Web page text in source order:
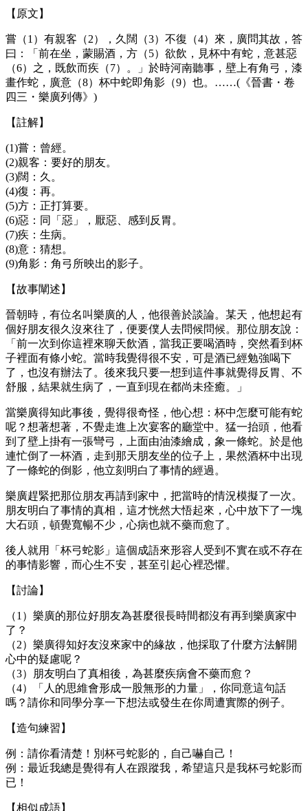
【原文】
嘗（1）有親客（2），久闊（3）不復（4）來，廣問其故，答
曰：「前在坐，蒙賜酒，方（5）欲飲，見杯中有蛇，意甚惡
（6）之，既飲而疾（7）。」於時河南聽事，壁上有角弓，漆
畫作蛇，廣意（8）杯中蛇即角影（9）也。……(《晉書・卷
四三・樂廣列傳》)
【註解】
(1)嘗：曾經。
(2)親客：要好的朋友。
(3)闊：久。
(4)復：再。
(5)方：正打算要。
(6)惡：同「惡」，厭惡、感到反胃。
(7)疾：生病。
(8)意：猜想。
(9)角影：角弓所映出的影子。
【故事闡述】
晉朝時，有位名叫樂廣的人，他很善於談論。某天，他想起有
個好朋友很久沒來往了，便要僕人去問候問候。那位朋友說：
「前一次到你這裡來聊天飲酒，當我正要喝酒時，突然看到杯
子裡面有條小蛇。當時我覺得很不安，可是酒已經勉強喝下
了，也沒有辦法了。後來我只要一想到這件事就覺得反胃、不
舒服，結果就生病了，一直到現在都尚未痊癒。」
當樂廣得知此事後，覺得很奇怪，他心想：杯中怎麼可能有蛇
呢？想著想著，不覺走進上次宴客的廳堂中。猛一抬頭，他看
到了壁上掛有一張彎弓，上面由油漆繪成，象一條蛇。於是他
連忙倒了一杯酒，走到那天朋友坐的位子上，果然酒杯中出現
了一條蛇的倒影，他立刻明白了事情的經過。
樂廣趕緊把那位朋友再請到家中，把當時的情況模擬了一次。
朋友明白了事情的真相，這才恍然大悟起來，心中放下了一塊
大石頭，頓覺寬暢不少，心病也就不藥而愈了。
後人就用「杯弓蛇影」這個成語來形容人受到不實在或不存在
的事情影響，而心生不安，甚至引起心裡恐懼。
【討論】
（1）樂廣的那位好朋友為甚麼很長時間都沒有再到樂廣家中
了？
（2）樂廣得知好友沒來家中的緣故，他採取了什麼方法解開
心中的疑慮呢？
（3）朋友明白了真相後，為甚麼疾病會不藥而愈？
（4）「人的思維會形成一股無形的力量」，你同意這句話
嗎？請你和同學分享一下想法或發生在你周遭實際的例子。
【造句練習】
例：請你看清楚！別杯弓蛇影的，自己嚇自己！
例：最近我總是覺得有人在跟蹤我，希望這只是我杯弓蛇影而
已！
【相似成語】